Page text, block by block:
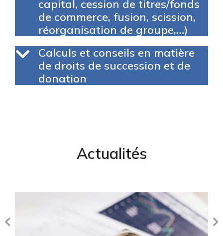
capital, cession de titres/fonds
de commerce, fusion, scission,
réorganisation de groupe,…)
Calculs et conseils en matière
de droits de succession et de
donation
Actualités